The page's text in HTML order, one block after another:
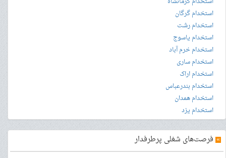
استخدام گرگان
استخدام رشت
استخدام یاسوج
استخدام خرم آباد
استخدام ساری
استخدام اراک
استخدام بندرعباس
استخدام همدان
استخدام یزد
» فرصت‌های شغلی پرطرفدار